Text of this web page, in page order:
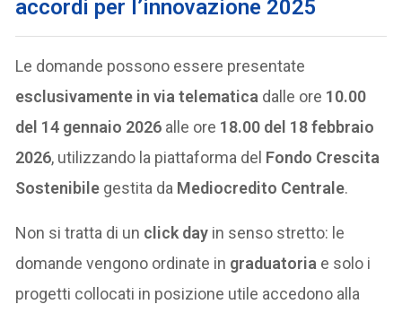
accordi per l’innovazione 2025
Le domande possono essere presentate
esclusivamente in via telematica dalle ore 10.00
del 14 gennaio 2026 alle ore 18.00 del 18 febbraio
2026, utilizzando la piattaforma del Fondo Crescita
Sostenibile gestita da Mediocredito Centrale.
Non si tratta di un click day in senso stretto: le
domande vengono ordinate in graduatoria e solo i
progetti collocati in posizione utile accedono alla